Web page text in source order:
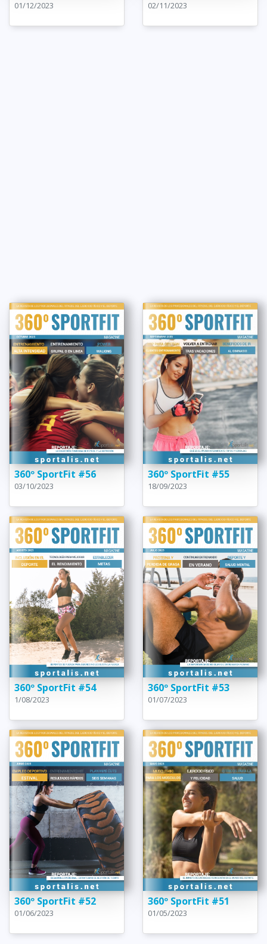
01/12/2023 02/11/2023
360º SportFit #56
03/10/2023
360º SportFit #55
18/09/2023
360º SportFit #54
1/08/2023
360º SportFit #53
01/07/2023
360º SportFit #52
01/06/2023
360º SportFit #51
01/05/2023